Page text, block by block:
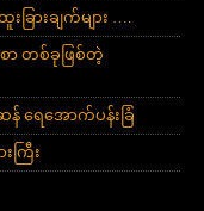
းချက်များ ….
ာ တစ်ခုဖြစ်တဲ့
ရေအောက်ပန်းခြံ
ကြီး